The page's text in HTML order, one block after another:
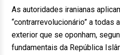
As autoridades iranianas
“contrarrevolucionário” a todas
exterior que se oponham,
fundamentais da República